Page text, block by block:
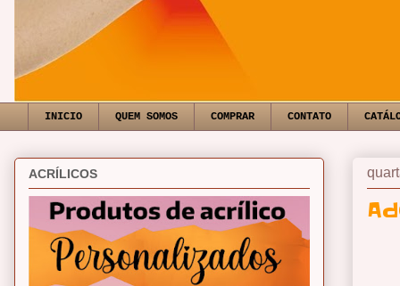
INICIO QUEM SOMOS COMPRAR CONTATO
ACRÍLICOS